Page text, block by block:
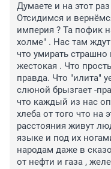
Думаете и на этот
Отсидимся и
империя ? Та пофик
холме" . Нас там
что умирать страшно
жестокая . Что
правда. Что "илита"
слюной брызгает -
что каждый из нас
хлеба от того что на
расстояния живут
языке и под их
народам даже в
от нефти и газа ,